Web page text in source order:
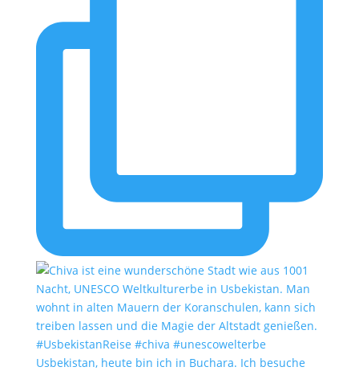
Usbekistan, heute bin ich in Buchara. Ich besuche